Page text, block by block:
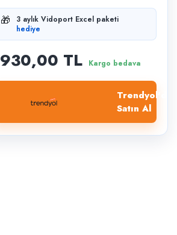
🎁
3 aylık Vidoport Excel paketi
hediye
930,00 TL Kargo bedava
Trendyol'dan
Satın Al